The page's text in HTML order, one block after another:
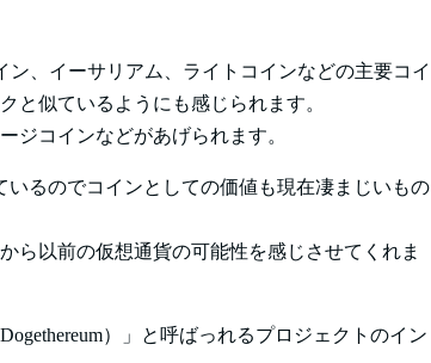
、イーサリアム、ライトコインなどの主要コイ
と似ているようにも感じられます。
ジコインなどがあげられます。
るのでコインとしての価値も現在凄まじいもの
ら以前の仮想通貨の可能性を感じさせてくれま
）」と呼ばっれるプロジェクトのイン